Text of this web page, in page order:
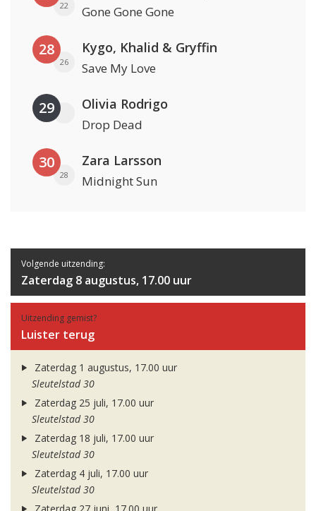
22 Gone Gone Gone
28
26
Kygo, Khalid & Gryffin
Save My Love
29 Olivia Rodrigo
Drop Dead
30
28
Zara Larsson
Midnight Sun
Volgende uitzending:
Zaterdag 8 augustus, 17.00 uur
Uitzending gemist?
Luister terug
Zaterdag 1 augustus, 17.00 uur
Sleutelstad 30
Zaterdag 25 juli, 17.00 uur
Sleutelstad 30
Zaterdag 18 juli, 17.00 uur
Sleutelstad 30
Zaterdag 4 juli, 17.00 uur
Sleutelstad 30